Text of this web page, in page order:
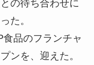
の待ち合わせに
た。
品のフランチャ
ンを、迎えた。